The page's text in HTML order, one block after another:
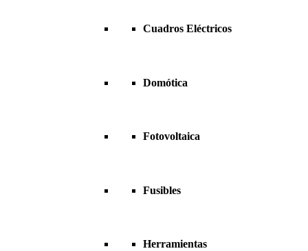
Cuadros Eléctricos
Domótica
Fotovoltaica
Fusibles
Herramientas